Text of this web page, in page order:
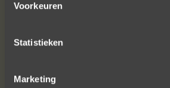
Voorkeuren
Statistieken
Marketing